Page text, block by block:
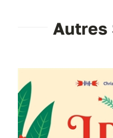
Autres